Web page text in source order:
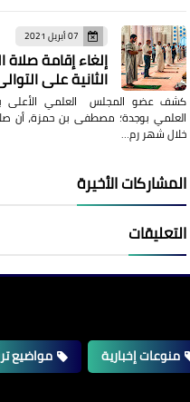
07 أبريل 2021
إلغاء إقامة صلاة
الثانية على
كشف عضو المجلس العلمي الأعلى
العلمي بوجدة؛ مصطفى بن حمزة، أن
خلال شهر رم…
المشاركات الأخيرة
التعليقات
منوعات إخبارية
مواضيع